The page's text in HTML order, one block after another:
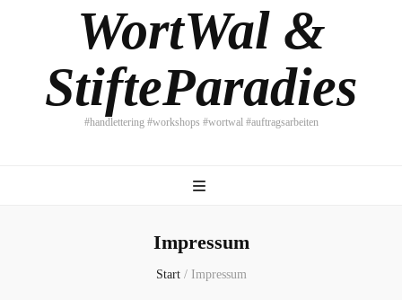
WortWal &
StifteParadies
#handlettering #workshops #wortwal #auftragsarbeiten
Impressum
Start / Impressum